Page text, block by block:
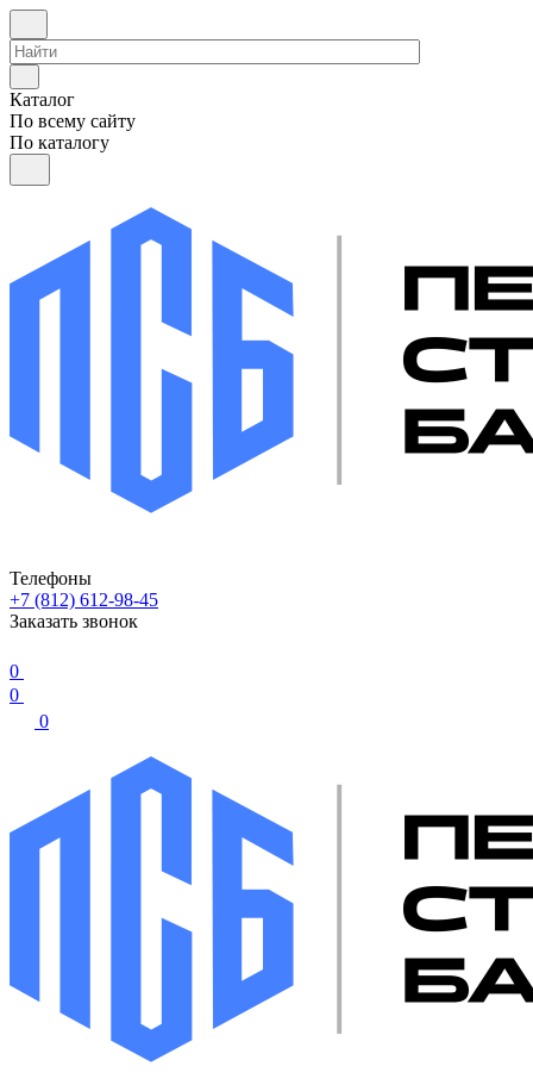
Каталог
По всему сайту
По каталогу
Телефоны
+7 (812) 612-98-45
Заказать звонок
0
0
0